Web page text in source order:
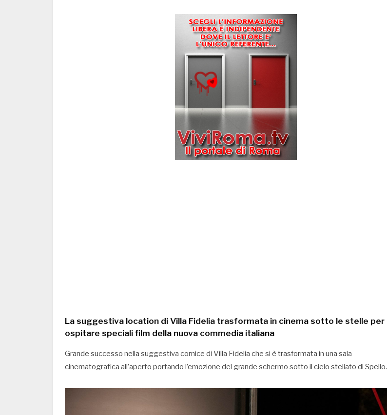
La suggestiva location di Villa Fidelia trasformata in cinema sotto le stelle per
ospitare speciali film della nuova commedia italiana
Grande successo nella suggestiva cornice di Villa Fidelia che si è trasformata in una sala
cinematografica all’aperto portando l’emozione del grande schermo sotto il cielo stellato di Spello.